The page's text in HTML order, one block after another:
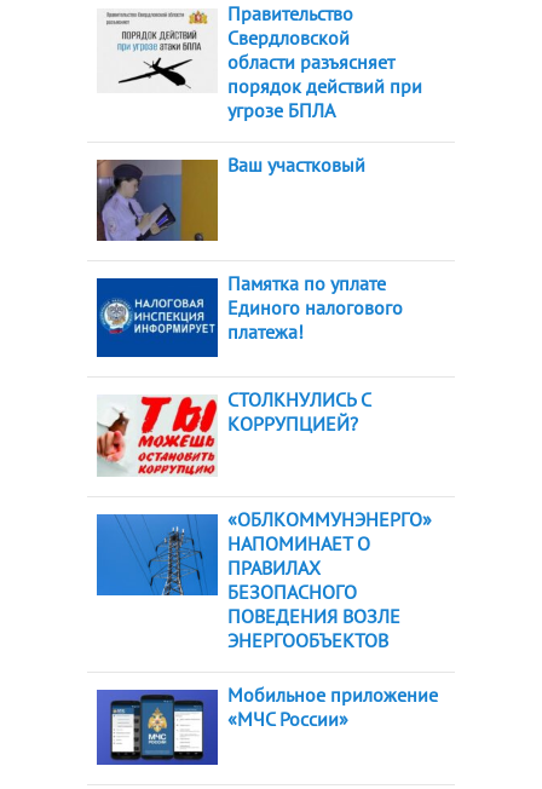
Правительство
Свердловской
области разъясняет
порядок действий при
угрозе БПЛА
Ваш участковый
Памятка по уплате
Единого налогового
платежа!
СТОЛКНУЛИСЬ С
КОРРУПЦИЕЙ?
«ОБЛКОММУНЭНЕРГО»
НАПОМИНАЕТ О
ПРАВИЛАХ
БЕЗОПАСНОГО
ПОВЕДЕНИЯ ВОЗЛЕ
ЭНЕРГООБЪЕКТОВ
Мобильное приложение
«МЧС России»